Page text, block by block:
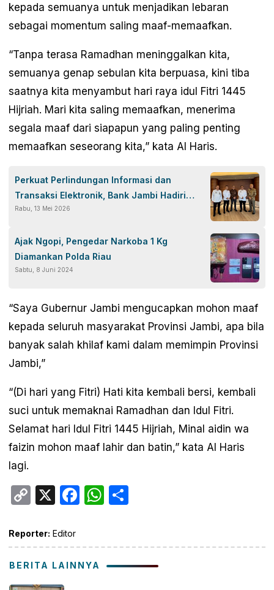
kepada semuanya untuk menjadikan lebaran
sebagai momentum saling maaf-memaafkan.
“Tanpa terasa Ramadhan meninggalkan kita,
semuanya genap sebulan kita berpuasa, kini tiba
saatnya kita menyambut hari raya idul Fitri 1445
Hijriah. Mari kita saling memaafkan, menerima
segala maaf dari siapapun yang paling penting
memaafkan seseorang kita,” kata Al Haris.
Perkuat Perlindungan Informasi dan
Transaksi Elektronik, Bank Jambi Hadiri
Penandatanganan MoU ASBANDA dengan
Rabu, 13 Mei 2026
Ajak Ngopi, Pengedar Narkoba 1 Kg
Diamankan Polda Riau
Sabtu, 8 Juni 2024
“Saya Gubernur Jambi mengucapkan mohon maaf
kepada seluruh masyarakat Provinsi Jambi, apa bila
banyak salah khilaf kami dalam memimpin Provinsi
Jambi,”
“(Di hari yang Fitri) Hati kita kembali bersi, kembali
suci untuk memaknai Ramadhan dan Idul Fitri.
Selamat hari Idul Fitri 1445 Hijriah, Minal aidin wa
faizin mohon maaf lahir dan batin,” kata Al Haris
lagi.
Copy
X Facebook
WhatsApp
Reporter: Editor
BERITA LAINNYA